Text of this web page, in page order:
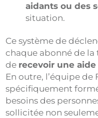
aidants ou des
situation.
Ce système de
chaque abonné de la
de recevoir une
En outre, l’équipe de
spécifiquement
besoins des
sollicitée non